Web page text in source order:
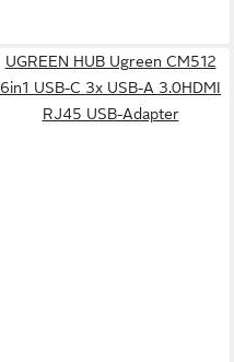
UGREEN HUB Ugreen CM512
6in1 USB-C 3x USB-A 3.0HDMI
RJ45 USB-Adapter